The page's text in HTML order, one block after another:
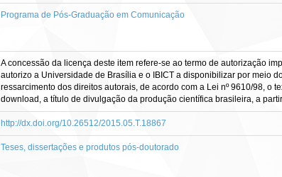
Programa de Pós-Graduação em Comunicação
A concessão da licença deste item refere-se ao termo de autorização
autorizo a Universidade de Brasília e o IBICT a disponibilizar por meio
ressarcimento dos direitos autorais, de acordo com a Lei nº 9610/98, o
download, a título de divulgação da produção científica brasileira, a
http://dx.doi.org/10.26512/2015.05.T.18867
Teses, dissertações e produtos pós-doutorado